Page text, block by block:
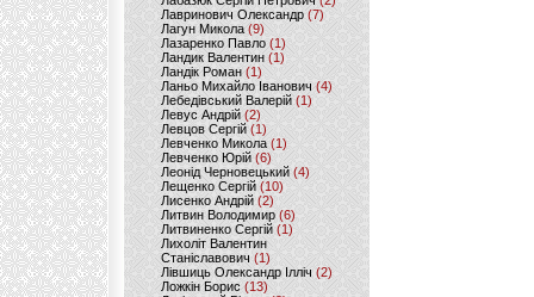
Лавринович Олександр(7)
Лагун Микола(9)
Лазаренко Павло (1)
Ландик Валентин (1)
Ландік Роман (1)
Ланьо Михайло Іванович(4)
Лебедівський Валерій(1)
Левус Андрій(2)
Левцов Сергій (1)
Левченко Микола (1)
Левченко Юрій (6)
Леонід Черновецький (4)
Лещенко Сергій (10)
Лисенко Андрій (2)
Литвин Володимир (6)
Литвиненко Сергій (1)
Лихоліт Валентин
Станіславович (1)
Лівшиць Олександр Ілліч (2)
Ложкін Борис(13)